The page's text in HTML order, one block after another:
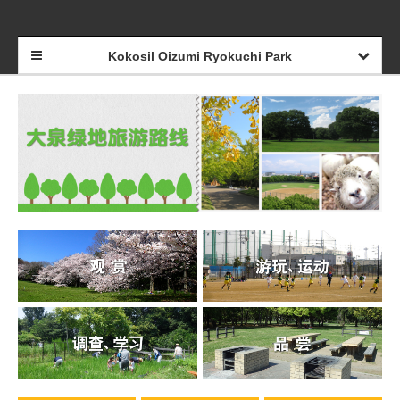
Kokosil Oizumi Ryokuchi Park